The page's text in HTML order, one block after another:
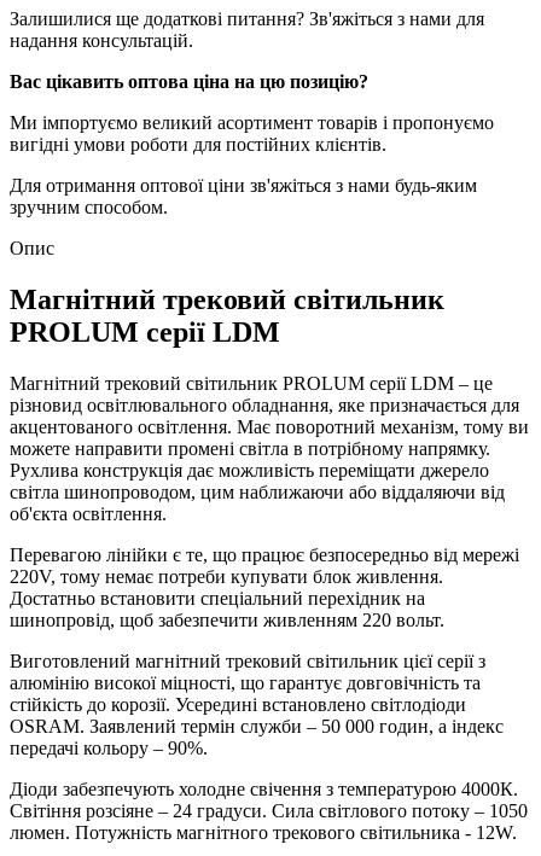
Залишилися ще додаткові питання? Зв'яжіться з нами для
надання консультацій.
Вас цікавить оптова ціна на цю позицію?
Ми імпортуємо великий асортимент товарів і пропонуємо
вигідні умови роботи для постійних клієнтів.
Для отримання оптової ціни зв'яжіться з нами будь-яким
зручним способом.
Опис
Магнітний трековий світильник
PROLUM серії LDM
Магнітний трековий світильник PROLUM серії LDM – це
різновид освітлювального обладнання, яке призначається для
акцентованого освітлення. Має поворотний механізм, тому ви
можете направити промені світла в потрібному напрямку.
Рухлива конструкція дає можливість переміщати джерело
світла шинопроводом, цим наближаючи або віддаляючи від
об'єкта освітлення.
Перевагою лінійки є те, що працює безпосередньо від мережі
220V, тому немає потреби купувати блок живлення.
Достатньо встановити спеціальний перехідник на
шинопровід, щоб забезпечити живленням 220 вольт.
Виготовлений магнітний трековий світильник цієї серії з
алюмінію високої міцності, що гарантує довговічність та
стійкість до корозії. Усередині встановлено світлодіоди
OSRAM. Заявлений термін служби – 50 000 годин, а індекс
передачі кольору – 90%.
Діоди забезпечують холодне свічення з температурою 4000К.
Світіння розсіяне – 24 градуси. Сила світлового потоку – 1050
люмен. Потужність магнітного трекового світильника - 12W.